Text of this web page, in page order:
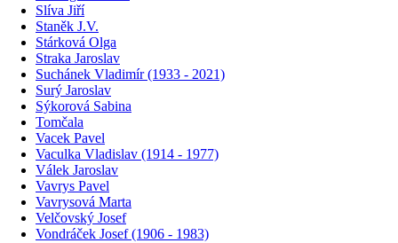
Slíva Jiří
Staněk J.V.
Stárková Olga
Straka Jaroslav
Suchánek Vladimír (1933 - 2021)
Surý Jaroslav
Sýkorová Sabina
Tomčala
Vacek Pavel
Vaculka Vladislav (1914 - 1977)
Válek Jaroslav
Vavrys Pavel
Vavrysová Marta
Velčovský Josef
Vondráček Josef (1906 - 1983)